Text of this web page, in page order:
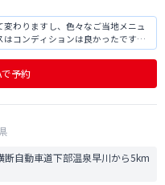
わりますし、色々なご当地メニュ
コンディションは良かったです
なかったです。
予約
断自動車道下部温泉早川から5km